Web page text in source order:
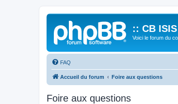
:: CB
Voici le forum du
FAQ
Accueil du forum Foire aux questions
Foire aux questions